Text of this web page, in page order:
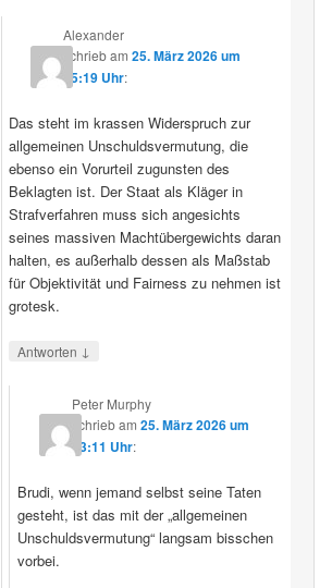
Alexander
schriebam25. März 2026 um
15:19 Uhr:
Das steht im krassen Widerspruch zur
allgemeinen Unschuldsvermutung, die
ebenso ein Vorurteil zugunsten des
Beklagten ist. Der Staat als Kläger in
Strafverfahren muss sich angesichts
seines massiven Machtübergewichts daran
halten, es außerhalb dessen als Maßstab
für Objektivität und Fairness zu nehmen ist
grotesk.
Antworten ↓
Peter Murphy
schriebam 25. März 2026 um
23:11 Uhr:
Brudi, wenn jemand selbst seine Taten
gesteht, ist das mit der „allgemeinen
Unschuldsvermutung“ langsam bisschen
vorbei.